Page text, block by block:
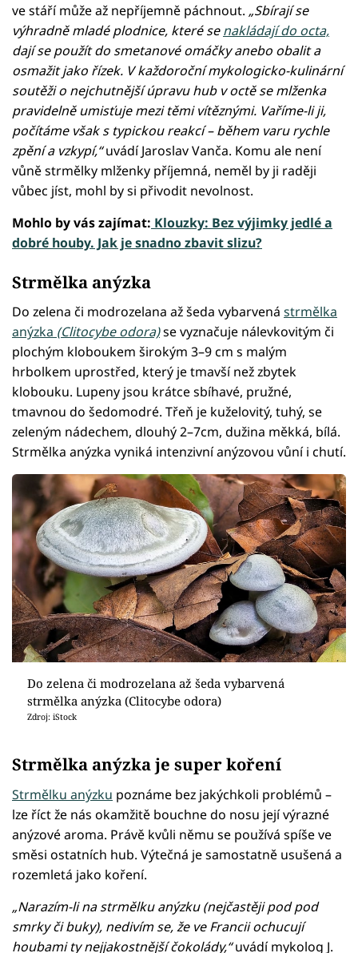
ve stáří může až nepříjemně páchnout. „Sbírají se
výhradně mladé plodnice, které senakládají do octa,
dají se použít do smetanové omáčky anebo obalit a
osmažit jako řízek. V každoroční mykologicko-kulinární
soutěži o nejchutnější úpravu hub v octě se mlženka
pravidelně umisťuje mezi těmi vítěznými. Vaříme-li ji,
počítáme však s typickou reakcí – během varu rychle
zpění a vzkypí,“uvádí Jaroslav Vanča. Komu ale není
vůně strmělky mlženky příjemná, neměl by ji raději
vůbec jíst, mohl by si přivodit nevolnost.
Mohlo by vás zajímat: Klouzky: Bez výjimky jedlé a
dobré houby. Jak je snadno zbavit slizu?
Strmělka anýzka
Do zelena či modrozelana až šeda vybarvená strmělka
anýzka (Clitocybe odora)se vyznačuje nálevkovitým či
plochým kloboukem širokým 3–9 cm s malým
hrbolkem uprostřed, který je tmavší než zbytek
klobouku. Lupeny jsou krátce sbíhavé, pružné,
tmavnou do šedomodré. Třeň je kuželovitý, tuhý, se
zeleným nádechem, dlouhý 2–7cm, dužina měkká, bílá.
Strmělka anýzka vyniká intenzivní anýzovou vůní i chutí.
Do zelena či modrozelana až šeda vybarvená
strmělka anýzka (Clitocybe odora)
Zdroj: iStock
Strmělka anýzka je super koření
Strmělku anýzku poznáme bez jakýchkoli problémů –
lze říct že nás okamžitě bouchne do nosu její výrazné
anýzové aroma. Právě kvůli němu se používá spíše ve
směsi ostatních hub. Výtečná je samostatně usušená a
rozemletá jako koření.
„Narazím-li na strmělku anýzku (nejčastěji pod pod
smrky či buky), nedivím se, že ve Francii ochucují
houbami ty nejjakostnější čokolády,“uvádí mykolog J.